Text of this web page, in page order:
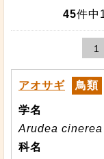
45件中
1
アオサギ 鳥類
学名
Arudea cinerea
科名